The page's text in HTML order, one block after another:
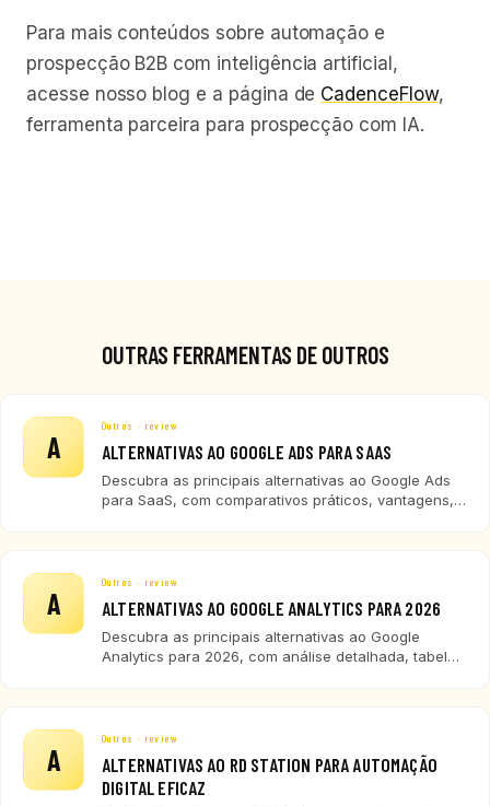
Para mais conteúdos sobre automação e
prospecção B2B com inteligência artificial,
acesse nosso blog e a página de CadenceFlow,
ferramenta parceira para prospecção com IA.
OUTRAS FERRAMENTAS DE OUTROS
A
Outros · review
ALTERNATIVAS AO GOOGLE ADS PARA SAAS
Descubra as principais alternativas ao Google Ads
para SaaS, com comparativos práticos, vantagens,
A
Outros · review
ALTERNATIVAS AO GOOGLE ANALYTICS PARA 2026
Descubra as principais alternativas ao Google
Analytics para 2026, com análise detalhada, tabela
A
Outros · review
ALTERNATIVAS AO RD STATION PARA AUTOMAÇÃO
DIGITAL EFICAZ